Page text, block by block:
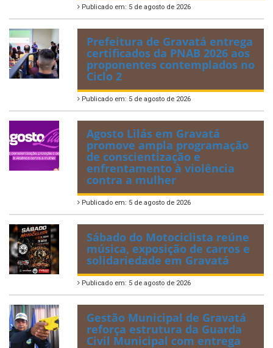
Publicado em: 5 de agosto de 2026
Prefeitura de Gravatá entrega
certificados da PNAB 2026 aos
proponentes contemplados no
Ciclo 2
Publicado em: 5 de agosto de 2026
Agosto Lilás em Gravatá
promove ampla programação
de conscientização e
enfrentamento à violência
contra a mulher
Publicado em: 5 de agosto de 2026
Sábado do Motociclista reúne
música, exposição de carros e
solidariedade em Gravatá
Publicado em: 5 de agosto de 2026
Gestão Municipal de Gravatá
reforça estrutura da Guarda
Civil Municipal com entrega